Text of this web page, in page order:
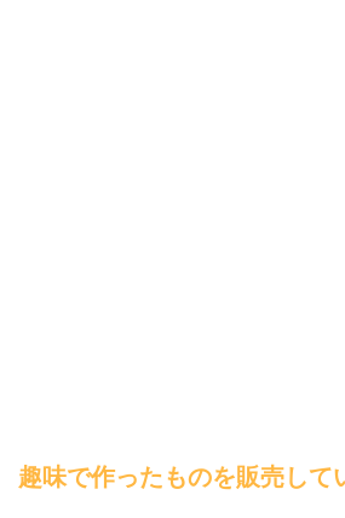
趣味で作ったものを販売して